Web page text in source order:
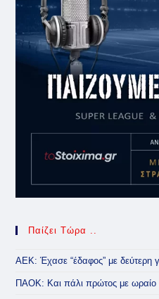
Παίζει Τώρα ..
ΑΕΚ: Έχασε “έδαφος” με δεύτερη
ΠΑΟΚ: Και πάλι πρώτος με ωραίο